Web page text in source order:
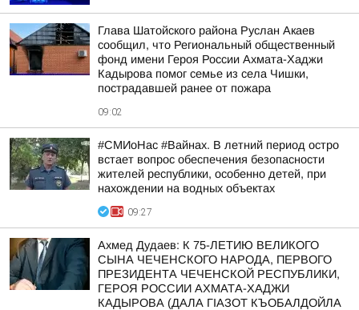
Глава Шатойского района Руслан Акаев
сообщил, что Региональный общественный
фонд имени Героя России Ахмата-Хаджи
Кадырова помог семье из села Чишки,
пострадавшей ранее от пожара
09:02
#СМИоНас #Вайнах. В летний период остро
встает вопрос обеспечения безопасности
жителей республики, особенно детей, при
нахождении на водных объектах
09:27
Ахмед Дудаев: К 75-ЛЕТИЮ ВЕЛИКОГО
СЫНА ЧЕЧЕНСКОГО НАРОДА, ПЕРВОГО
ПРЕЗИДЕНТА ЧЕЧЕНСКОЙ РЕСПУБЛИКИ,
ГЕРОЯ РОССИИ АХМАТА-ХАДЖИ
КАДЫРОВА (ДАЛА ГIАЗОТ КЪОБАЛДОЙЛА